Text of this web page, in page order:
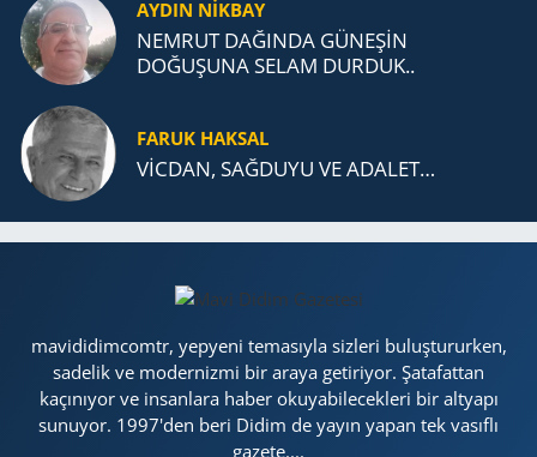
AYDIN NİKBAY
NEMRUT DAĞINDA GÜNEŞİN
DOĞUŞUNA SELAM DURDUK..
FARUK HAKSAL
VİCDAN, SAĞ­DU­YU VE ADA­LET…
mavididimcomtr, yepyeni temasıyla sizleri buluştururken,
sadelik ve modernizmi bir araya getiriyor. Şatafattan
kaçınıyor ve insanlara haber okuyabilecekleri bir altyapı
sunuyor. 1997'den beri Didim de yayın yapan tek vasıflı
gazete....